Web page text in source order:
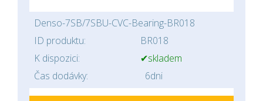
Denso-7SB/7SBU-CVC-Bearing-BR018
ID produktu:
BR018
K dispozici:
✔skladem
Čas dodávky:
6dni